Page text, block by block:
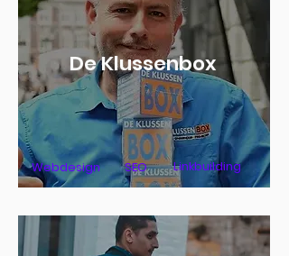
De Klussenbox
SEO Linkbuilding
Webdesign